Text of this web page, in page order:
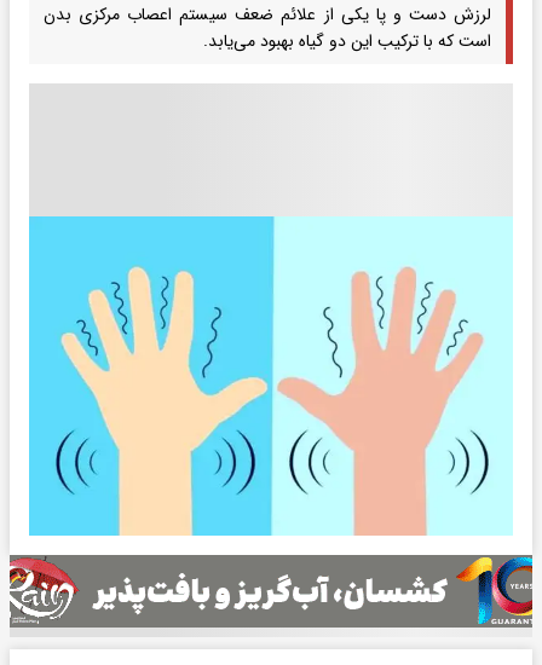
لرزش دست و پا یکی از علائم ضعف سیستم اعصاب مرکزی بدن
است که با ترکیب این دو گیاه بهبود می‌یابد.